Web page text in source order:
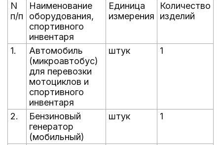
N
п/п
Наименование
оборудования,
спортивного
инвентаря
Единица
измерения
Количество
изделий
1.
Автомобиль
(микроавтобус)
для перевозки
мотоциклов и
спортивного
инвентаря
штук 1
2.
Бензиновый
генератор
(мобильный)
штук 1